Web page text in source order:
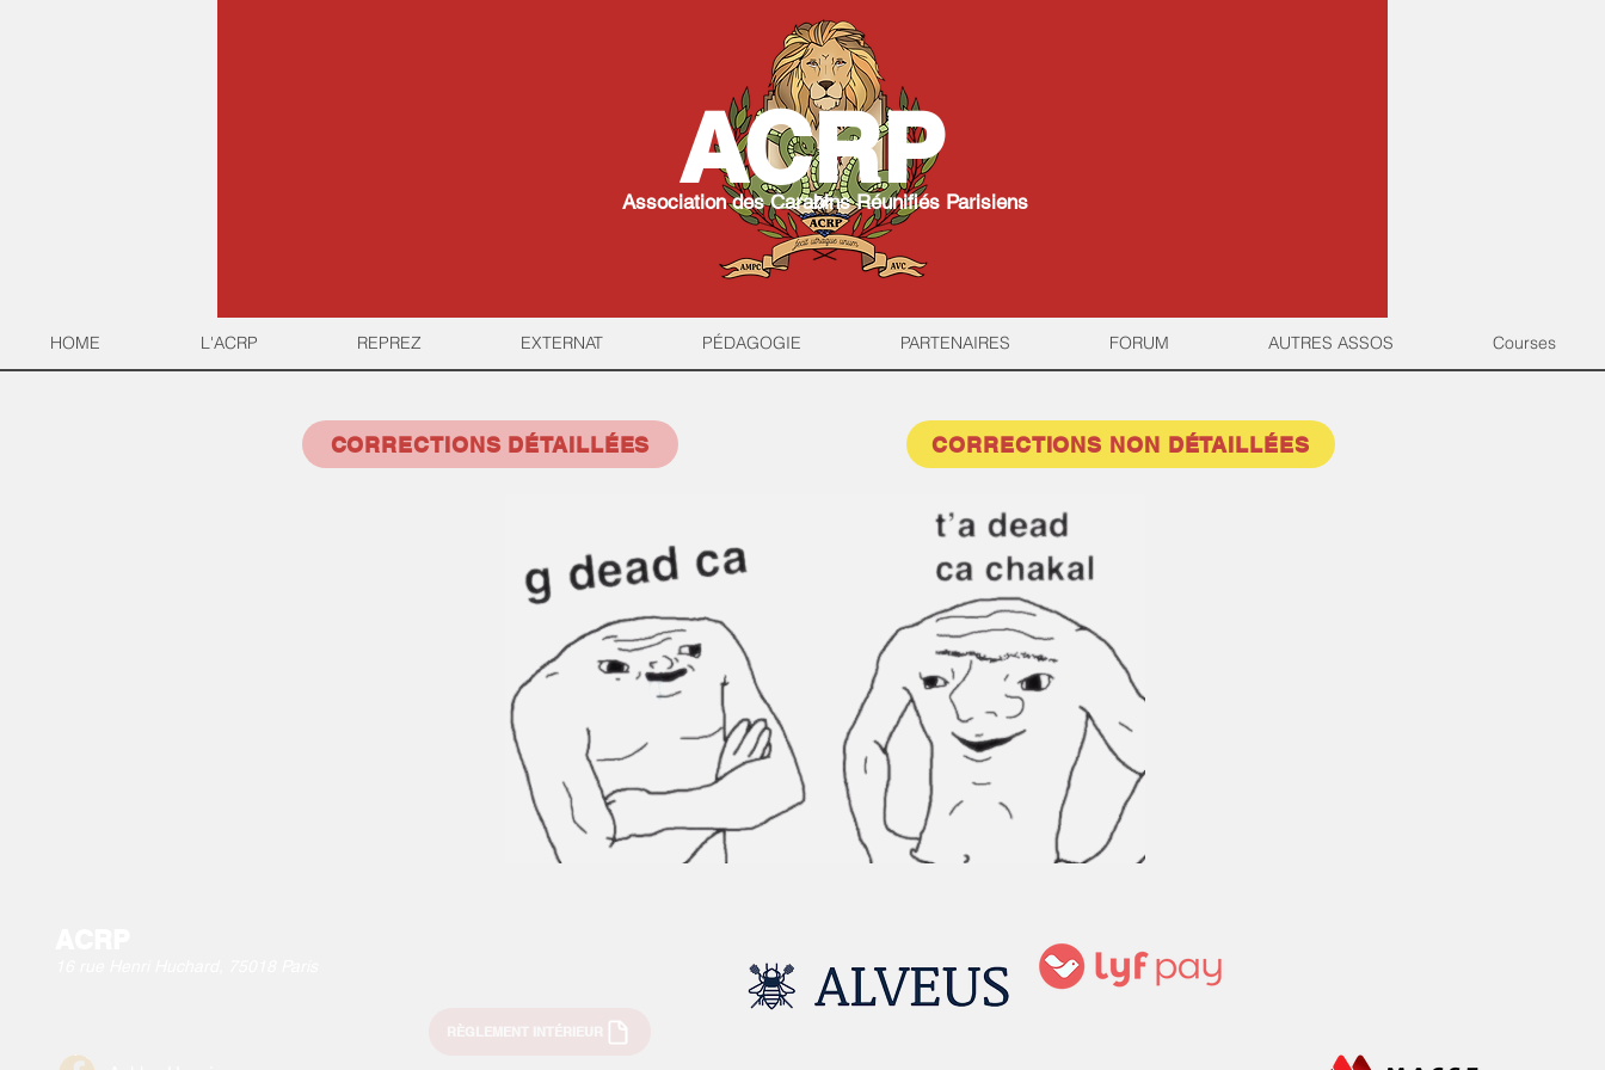
ACRP
Association des Carabins Réunifiés Parisiens
HOME L'ACRP REPREZ EXTERNAT PÉDAGOGIE PARTENAIRES FORUM AUTRES ASSOS Courses
CORRECTIONS DÉTAILLÉES CORRECTIONS NON DÉTAILLÉES